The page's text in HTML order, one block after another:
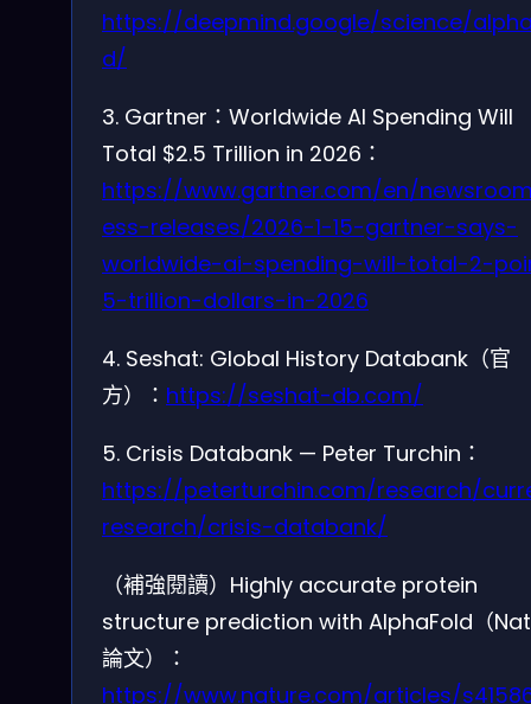
https://deepmind.google/science/
d/
3. Gartner：Worldwide AI Spending Will
Total $2.5 Trillion in 2026：
https://www.gartner.com/en/
ess-releases/2026-1-15-gartner-says-
worldwide-ai-spending-will-total-2-
5-trillion-dollars-in-2026
4. Seshat: Global History Databank（官
方）： https://seshat-db.com/
5. Crisis Databank — Peter Turchin：
https://peterturchin.com/research/
research/crisis-databank/
（補強閱讀）Highly accurate protein
structure prediction with AlphaFold（
論文）：
https://www.nature.com/articles/